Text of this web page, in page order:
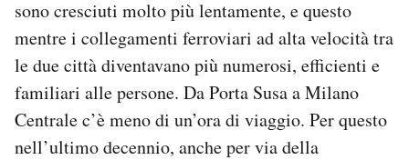
sono cresciuti molto più lentamente, e questo
mentre i collegamenti ferroviari ad alta velocità tra
le due città diventavano più numerosi, efficienti e
familiari alle persone. Da Porta Susa a Milano
Centrale c’è meno di un’ora di viaggio. Per questo
nell’ultimo decennio, anche per via della